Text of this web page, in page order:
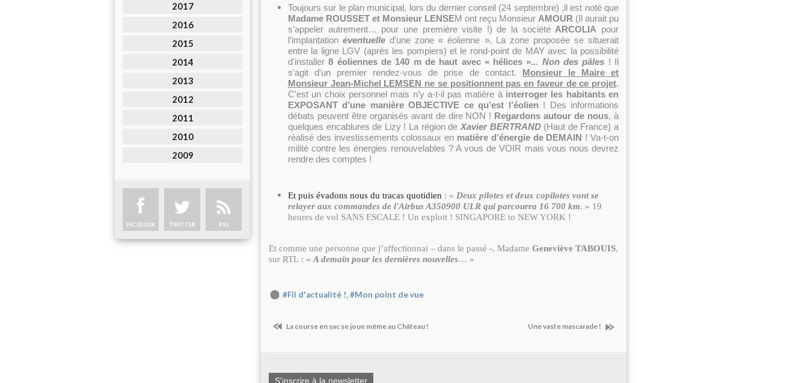
2017
2016
2015
2014
2013
2012
2011
2010
2009
FACEBOOK TWITTER RSS
Toujours sur le plan municipal, lors du dernier conseil (24 septembre) ,il est noté que
Madame ROUSSET et Monsieur LENSEM ont reçu Monsieur AMOUR (Il aurait pu
s’appeler autrement… pour une première visite !) de la sociétéARCOLIA pour
l’implantationéventuelle d’une zone « éolienne ». La zone proposée se situerait
entre la ligne LGV (après les pompiers) et le rond-point de MAY avec la possibilité
d'installer8 éoliennes de 140 m de haut avec « hélices »... Non des pâles ! Il
s'agit d'un premier rendez-vous de prise de contact.
Monsieur le Maire et
Monsieur Jean-Michel LEMSEN ne se positionnent pas en faveur de ce projet.
C’est un choix personnel mais n’y a-t-il pas matière àinterroger les habitants en
EXPOSANT d’une manière OBJECTIVE ce qu’est l’éolien ! Des informations
débats peuvent être organisés avant de dire NON ! Regardons autour de nous, à
quelques encablures de Lizy ! La région deXavier BERTRAND(Haut de France) a
réalisé des investissements colossaux en matière d’énergie de DEMAIN ! Va-t-on
milité contre les énergies renouvelables ? A vous de VOIR mais vous nous devrez
rendre des comptes !
Et puis évadons nous du tracas quotidien : « Deux pilotes et deux copilotes vont se
relayer aux commandes de l'Airbus A350900 ULR qui parcourra 16 700 km. » 19
heures de vol SANS ESCALE ! Un exploit ! SINGAPORE to NEW YORK !
Et comme une personne que j’affectionnai – dans le passé -, Madame Geneviève TABOUIS,
sur RTL : «A demain pour les dernières nouvelles… »
#Fil d'actualité !,#Mon point de vue
La course en sac se joue même au Château ! Une vaste mascarade !
S'inscrire à la newsletter